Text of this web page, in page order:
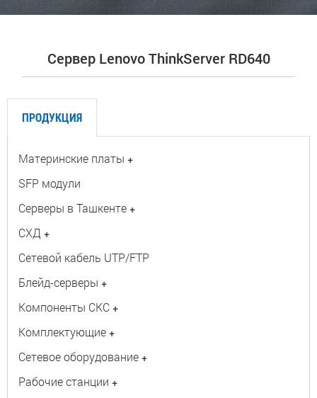
КАТАЛОГ
Сервер Lenovo ThinkServer RD640
ПРОДУКЦИЯ
Материнские платы +
SFP модули
Серверы в Ташкенте +
СХД +
Сетевой кабель UTP/FTP
Блейд-серверы +
Компоненты СКС +
Комплектующие +
Сетевое оборудование +
Рабочие станции +